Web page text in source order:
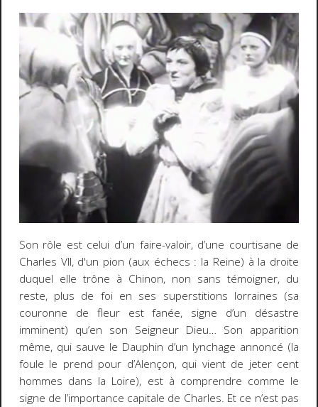
Son rôle est celui d’un faire-valoir, d’une courtisane de
Charles VII, d'un pion (aux échecs : la Reine) à la droite
duquel elle trône à Chinon, non sans témoigner, du
reste, plus de foi en ses superstitions lorraines (sa
couronne de fleur est fanée, signe d’un désastre
imminent) qu’en son Seigneur Dieu… Son apparition
même, qui sauve le Dauphin d’un lynchage annoncé (la
foule le prend pour d’Alençon, qui vient de jeter cent
hommes dans la Loire), est à comprendre comme le
signe de l’importance capitale de Charles. Et ce n’est pas